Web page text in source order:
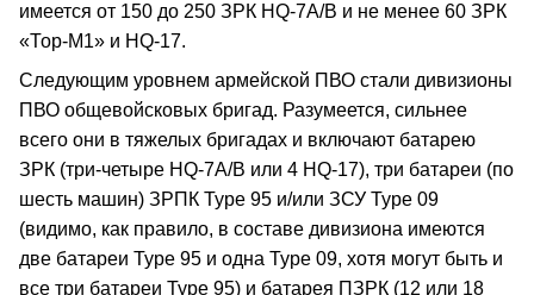
имеется от 150 до 250 ЗРК HQ-7А/В и не менее 60 ЗРК
«Тор-М1» и HQ-17.
Следующим уровнем армейской ПВО стали дивизионы
ПВО общевойсковых бригад. Разумеется, сильнее
всего они в тяжелых бригадах и включают батарею
ЗРК (три-четыре HQ-7А/В или 4 HQ-17), три батареи (по
шесть машин) ЗРПК Туре 95 и/или ЗСУ Туре 09
(видимо, как правило, в составе дивизиона имеются
две батареи Туре 95 и одна Туре 09, хотя могут быть и
все три батареи Туре 95) и батарея ПЗРК (12 или 18